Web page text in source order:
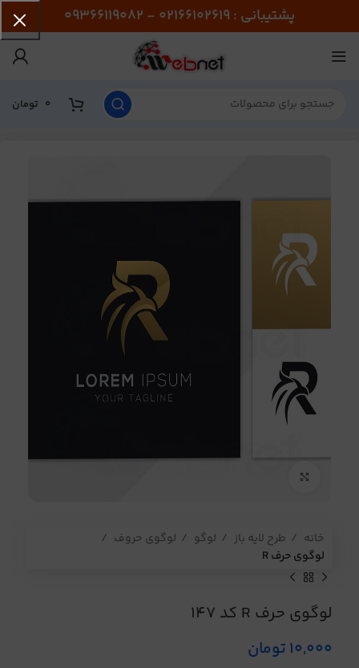
پشتیبانی : 02166102619 - 09366119082
0 تومان
خانه طرح لایه باز لوگو
لوگوی حروف
لوگوی حرف R
لوگوی حرف R کد 147
10,000تومان